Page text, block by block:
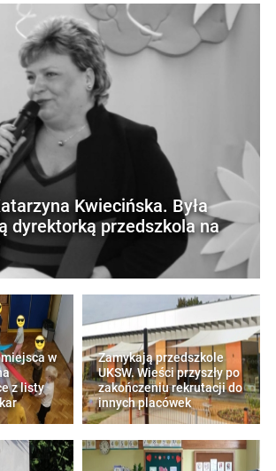
Kwiecińska. Była
dyrektorką przedszkola na
w
z listy
Zamykają przedszkole
UKSW. Wieści przyszły po
zakończeniu rekrutacji do
innych placówek